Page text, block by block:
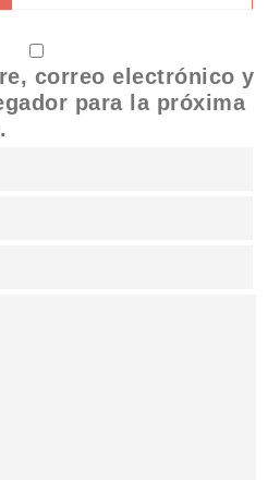
correo electrónico y
para la próxima